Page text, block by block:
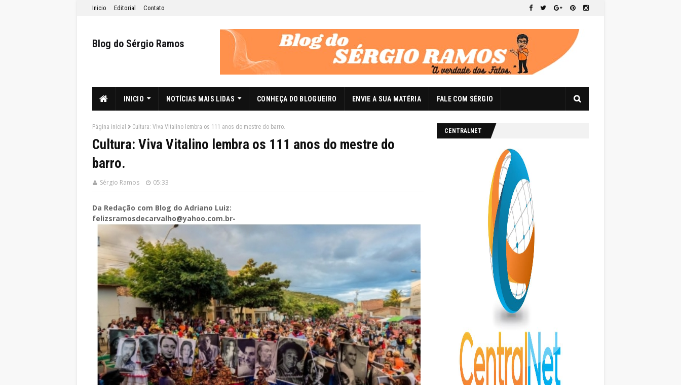
Inicio Editorial Contato
Blog do Sérgio Ramos
INICIO NOTÍCIAS MAIS LIDAS CONHEÇA DO BLOGUEIRO ENVIE A SUA MATÉRIA FALE COM SÉRGIO
Página inicial Cultura: Viva Vitalino lembra os 111 anos do mestre do barro.
Cultura: Viva Vitalino lembra os 111 anos do mestre do
barro.
Sérgio Ramos 05:33
Da Redação com Blog do Adriano Luiz:
felizsramosdecarvalho@yahoo.com.br-
CENTRALNET